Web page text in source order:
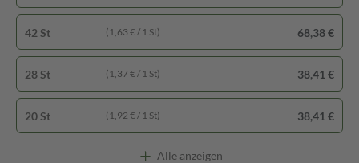
42 St (1,63 € / 1 St) 68,38 €
28 St (1,37 € / 1 St) 38,41 €
20 St (1,92 € / 1 St) 38,41 €
Alle anzeigen